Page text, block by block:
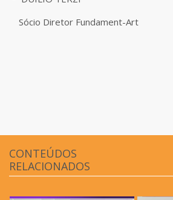
Sócio Diretor Fundament-Art
CONTEÚDOS
RELACIONADOS